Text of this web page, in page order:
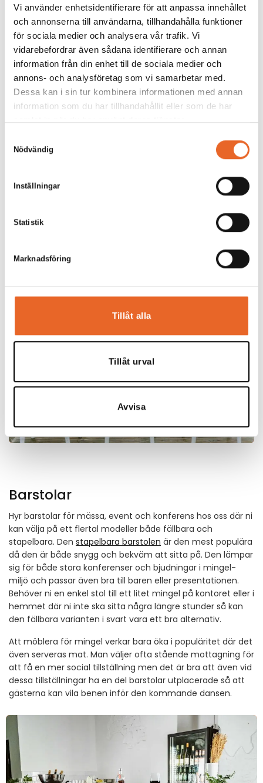
Vi använder enhetsidentifierare för att anpassa innehållet
och annonserna till användarna, tillhandahålla funktioner
för sociala medier och analysera vår trafik. Vi
vidarebefordrar även sådana identifierare och annan
information från din enhet till de sociala medier och
annons- och analysföretag som vi samarbetar med.
Dessa kan i sin tur kombinera informationen med annan
information som du har tillhandahållit eller som de har
samlat in när du har använt deras tjänster.
Nödvändig
Inställningar
Statistik
Marknadsföring
Tillåt alla
Tillåt urval
Avvisa
Barstolar
Hyr barstolar för mässa, event och konferens hos oss där ni
kan välja på ett flertal modeller både fällbara och
stapelbara. Den stapelbara barstolen är den mest populära
då den är både snygg och bekväm att sitta på. Den lämpar
sig för både stora konferenser och bjudningar i mingel-
miljö och passar även bra till baren eller presentationen.
Behöver ni en enkel stol till ett litet mingel på kontoret eller i
hemmet där ni inte ska sitta några längre stunder så kan
den fällbara varianten i svart vara ett bra alternativ.
Att möblera för mingel verkar bara öka i populäritet där det
även serveras mat. Man väljer ofta stående mottagning för
att få en mer social tillställning men det är bra att även vid
dessa tillställningar ha en del barstolar utplacerade så att
gästerna kan vila benen inför den kommande dansen.